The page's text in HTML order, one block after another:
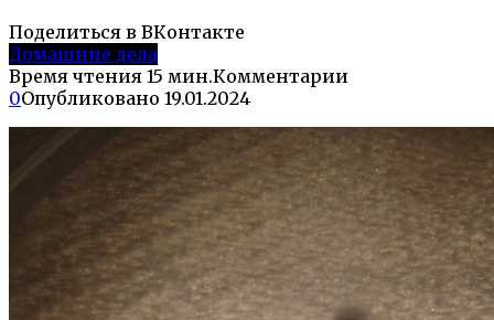
Поделиться в ВКонтакте
Домашние дела
Время чтения 15 мин.Комментарии
0Опубликовано 19.01.2024